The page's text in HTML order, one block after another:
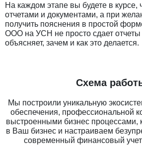
На каждом этапе вы будете в курсе,
отчетами и документами, а при
получить пояснения в простой
ООО на УСН не просто сдает
объясняет, зачем и как это делается.
Схема
Мы построили уникальную
обеспечения, профессиональной
выстроенными бизнес процессами,
в Ваш бизнес и настраиваем
современный финансовый учет